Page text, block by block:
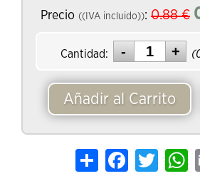
Precio ((IVA incluido)): 0.88€
Cantidad: (
Añadir al Carrito
Share FacebookTwitter